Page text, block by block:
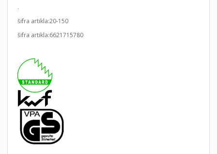
.
šifra artikla:20-150
šifra artikla:6621715780